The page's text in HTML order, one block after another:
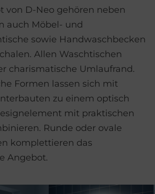
von D-Neo gehören neben
auch Möbel- und
sowie Handwaschbecken
Allen Waschtischen
charismatische Umlaufrand.
Formen lassen sich mit
zu einem optisch
mit praktischen
Runde oder ovale
komplettieren das
Angebot.